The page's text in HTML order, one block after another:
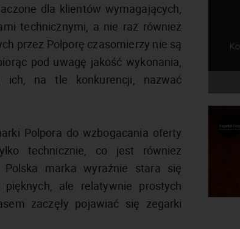
dla klientów wymagających,
technicznymi, a nie raz również
przez Polporę czasomierzy nie są
pod uwagę jakość wykonania,
ich, na tle konkurencji, nazwać
Polpora do wzbogacania oferty
technicznie, co jest również
marka wyraźnie stara się
ale relatywnie prostych
zaczęły pojawiać się zegarki